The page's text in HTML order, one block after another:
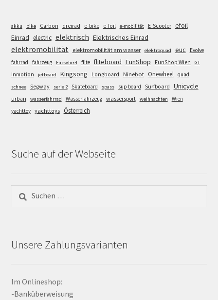
akku bike Carbon dreirad e-bike e-foil e-mobilität E-Scooter efoil
Einrad electric elektrisch Elektrisches Einrad
elektromobilität elektromobilität am wasser elektroquad euc
Evolve
fahrrad
fahrzeug Firewheel flite fliteboard FunShop FunShop Wien GT
Inmotion jetboard Kingsong Longboard Ninebot Onewheel quad
schnee Segway serie 2 Skateboard spass sup board Surfboard Unicycle
urban wasserfahrrad Wasserfahrzeug wassersport weihnachten
Wien
yachttoy yachttoys Österreich
Suche auf der Webseite
nach:
Unsere Zahlungsvarianten
Im Onlineshop:
-Banküberweisung